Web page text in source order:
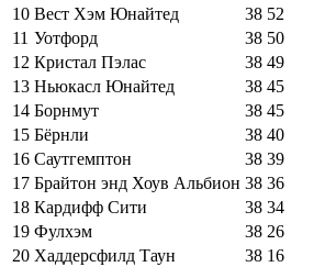
10 Вест Хэм Юнайтед 38 52
11 Уотфорд 38 50
12 Кристал Пэлас 38 49
13 Ньюкасл Юнайтед 38 45
14 Борнмут 38 45
15 Бёрнли 38 40
16 Саутгемптон 38 39
17 Брайтон энд Хоув Альбион 38 36
18 Кардифф Сити 38 34
19 Фулхэм 38 26
20 Хаддерсфилд Таун 38 16